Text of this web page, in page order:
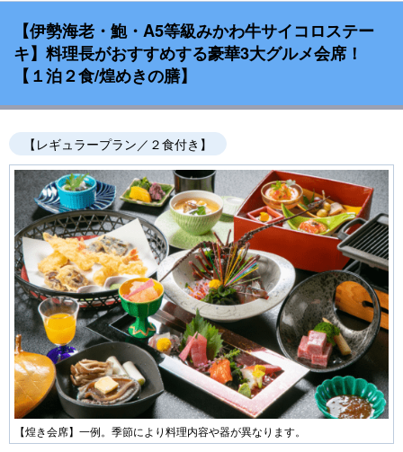
【伊勢海老・鮑・A5等級みかわ牛サイコロステー
キ】料理長がおすすめする豪華3大グルメ会席！
【１泊２食/煌めきの膳】
【レギュラープラン／２食付き】
【煌き会席】一例。季節により料理内容や器が異なります。